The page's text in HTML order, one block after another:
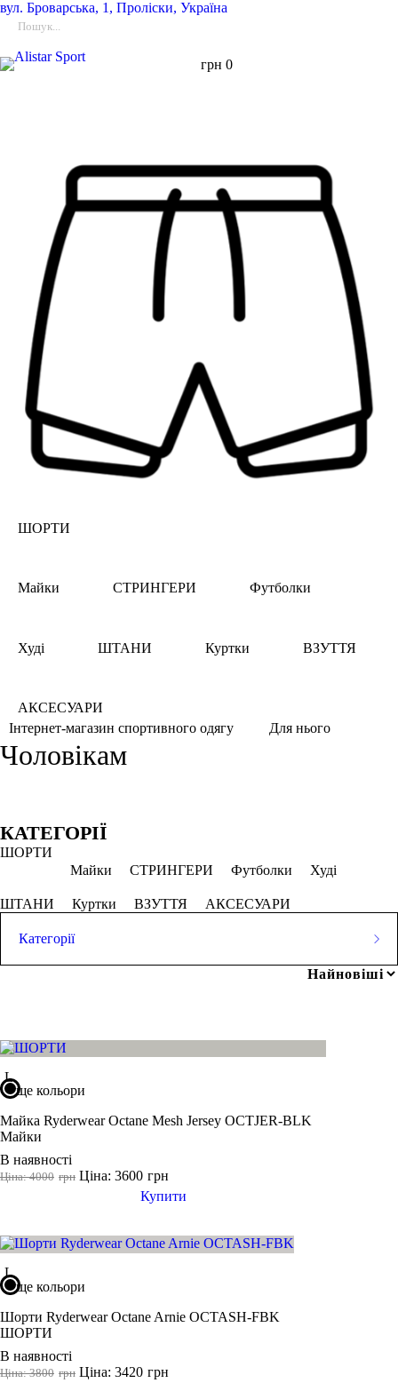
вул. Броварська, 1, Проліски, Україна
грн 0
ШОРТИ
Майки СТРИНГЕРИ Футболки
Худі ШТАНИ Куртки ВЗУТТЯ
АКСЕСУАРИ
Інтернет-магазин спортивного одягу
Для нього
Чоловікам
Обрано
L Коричневий мергель Чорний
СКАСОВУВАТИ ВСЕ
грн -
Розмір одягу
Показати більше
КАТЕГОРІЇ
ШОРТИ
Майки
СТРИНГЕРИ Футболки Худі
ШТАНИ Куртки ВЗУТТЯ АКСЕСУАРИ
Категорії
L
ще кольори
Майка Ryderwear Octane Mesh Jersey OCTJER-BLK
Майки
В наявності
грн
Ціна: 4000 грн
Ціна: 3600
Купити
L
ще кольори
Шорти Ryderwear Octane Arnie OCTASH-FBK
ШОРТИ
В наявності
грн
Ціна: 3800 грн
Ціна: 3420